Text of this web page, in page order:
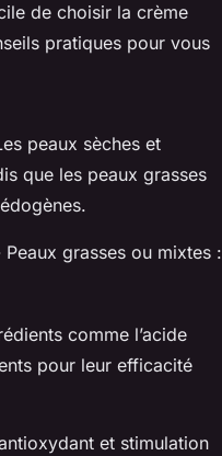
de choisir la crème
pratiques pour vous
peaux sèches et
que les peaux grasses
grasses ou mixtes :
comme l’acide
pour leur efficacité
et stimulation